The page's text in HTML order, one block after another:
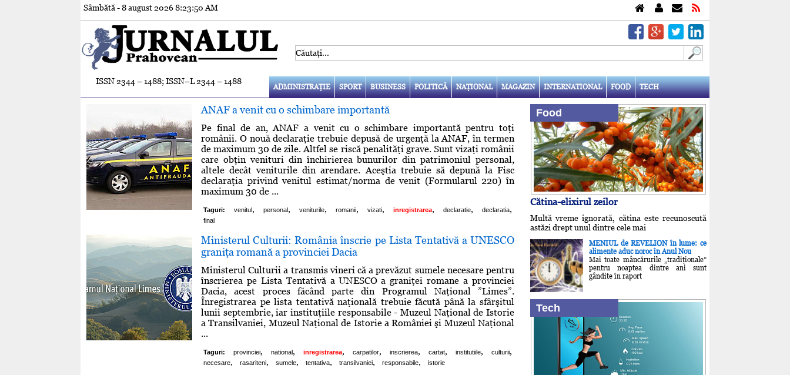
Sâmbătă - 8 august 20268:23:50 AM
ISSN 2344 – 1488; ISSN–L 2344 – 1488
ADMINISTRAŢIE SPORT BUSINESS POLITICĂ NAŢIONAL MAGAZIN INTERNATIONAL FOOD TECH
ANAF a venit cu o schimbare importantă
Pe final de an, ANAF a venit cu o schimbare importantă pentru toţi
românii. O nouă declaraţie trebuie depusă de urgenţă la ANAF, în termen
de maximum 30 de zile. Altfel se riscă penalităţi grave. Sunt vizaţi românii
care obţin venituri din închirierea bunurilor din patrimoniul personal,
altele decât veniturile din arendare. Aceştia trebuie să depună la Fisc
declaraţia privind venitul estimat/norma de venit (Formularul 220) în
maximum 30 de ...
Taguri: venitul, personal, veniturile, romanii, vizati, inregistrarea, declaratie, declaratia,
final
Ministerul Culturii: România înscrie pe Lista Tentativă a UNESCO
graniţa romană a provinciei Dacia
Ministerul Culturii a transmis vineri că a prevăzut sumele necesare pentru
înscrierea pe Lista Tentativă a UNESCO a graniţei romane a provinciei
Dacia, acest proces făcând parte din Programul Naţional ”Limes”.
Înregistrarea pe lista tentativă naţională trebuie făcută până la sfârşitul
lunii septembrie, iar instituţiile responsabile - Muzeul Naţional de Istorie
a Transilvaniei, Muzeul Naţional de Istorie a României şi Muzeul Naţional
...
Taguri: provinciei, national, inregistrarea, carpatilor, inscrierea, cartat, institutiile, culturii,
necesare, rasariteni, sumele, tentativa, transilvaniei, responsabile, istorie
Food
Cătina-elixirul zeilor
Multă vreme ignorată, cătina este recunoscută
astăzi drept unul dintre cele mai
MENIUL de REVELION în lume: ce
alimente aduc noroc în Anul Nou
Mai toate mâncărurile „tradiţionale”
pentru noaptea dintre ani sunt
gândite în raport
Tech